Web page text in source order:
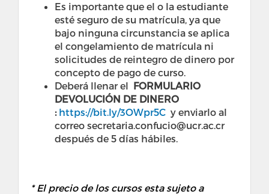
Es importante que el o la estudiante
esté seguro de su matrícula, ya que
bajo ninguna circunstancia se aplica
el congelamiento de matrícula ni
solicitudes de reintegro de dinero por
concepto de pago de curso.
Deberá llenar el FORMULARIO
DEVOLUCIÓN DE DINERO
: https://bit.ly/3OWpr5C y enviarlo al
correo secretaria.confucio@ucr.ac.cr
después de 5 días hábiles.
* El precio de los cursos esta sujeto a